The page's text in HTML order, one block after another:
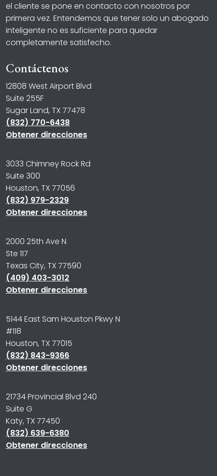
el cliente se pone en contacto con nosotros por
primera vez. Entendemos que tener solo un abogado
inteligente no es suficiente para quedar
completamente satisfecho.
Contáctenos
12808 West Airport Blvd
Suite 255F
Sugar Land, TX 77478
(832) 770-6438
Obtener direcciones
3033 Chimney Rock Rd
Suite 300
Houston, TX 77056
(832) 979-2329
Obtener direcciones
2000 25th Ave N
Ste 117
Texas City, TX 77590
(409) 403-3012
Obtener direcciones
5144 East Sam Houston Pkwy N
#118
Houston, TX 77015
(832) 843-9366
Obtener direcciones
21734 Provincial Blvd 240
Suite G
Katy, TX 77450
(832) 639-6380
Obtener direcciones